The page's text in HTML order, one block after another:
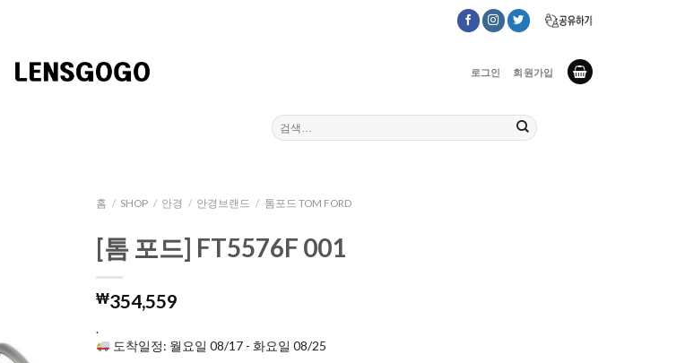
로그인 회원가입
검
색:
홈 / SHOP / 안경 / 안경브랜드 / 톰포드 TOM FORD
[톰 포드] FT5576F 001
₩354,559
.
도착일정: 월요일 08/17 - 화요일 08/25